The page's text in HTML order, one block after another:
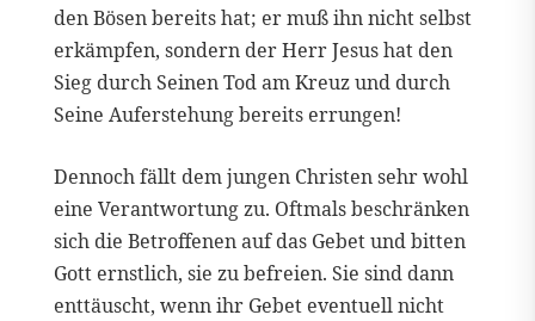
den Bösen bereits hat; er muß ihn nicht selbst
erkämpfen, sondern der Herr Jesus hat den
Sieg durch Seinen Tod am Kreuz und durch
Seine Auferstehung bereits errungen!
Dennoch fällt dem jungen Christen sehr wohl
eine Verantwortung zu. Oftmals beschränken
sich die Betroffenen auf das Gebet und bitten
Gott ernstlich, sie zu befreien. Sie sind dann
enttäuscht, wenn ihr Gebet eventuell nicht